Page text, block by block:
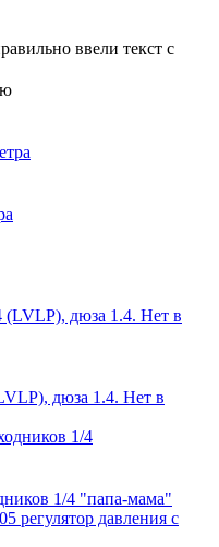
ввели текст с
дюза 1.4. Нет в
1/4 "папа-мама"